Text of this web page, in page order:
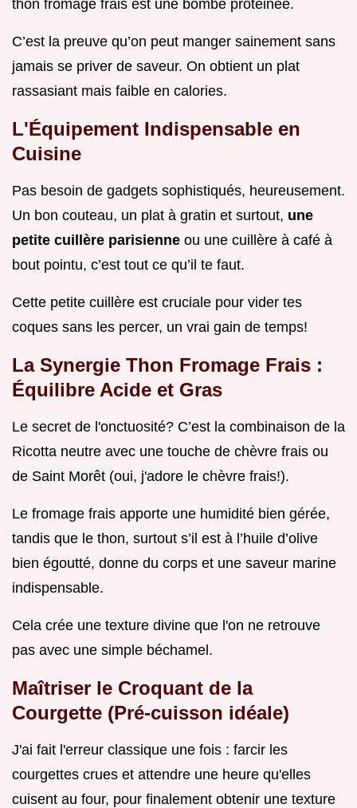
thon fromage frais est une bombe protéinée.
C’est la preuve qu’on peut manger sainement sans
jamais se priver de saveur. On obtient un plat
rassasiant mais faible en calories.
L'Équipement Indispensable en
Cuisine
Pas besoin de gadgets sophistiqués, heureusement.
Un bon couteau, un plat à gratin et surtout, une
petite cuillère parisienne ou une cuillère à café à
bout pointu, c’est tout ce qu’il te faut.
Cette petite cuillère est cruciale pour vider tes
coques sans les percer, un vrai gain de temps!
La Synergie Thon Fromage Frais :
Équilibre Acide et Gras
Le secret de l'onctuosité? C’est la combinaison de la
Ricotta neutre avec une touche de chèvre frais ou
de Saint Morêt (oui, j'adore le chèvre frais!).
Le fromage frais apporte une humidité bien gérée,
tandis que le thon, surtout s’il est à l’huile d’olive
bien égoutté, donne du corps et une saveur marine
indispensable.
Cela crée une texture divine que l'on ne retrouve
pas avec une simple béchamel.
Maîtriser le Croquant de la
Courgette (Pré-cuisson idéale)
J'ai fait l'erreur classique une fois : farcir les
courgettes crues et attendre une heure qu'elles
cuisent au four, pour finalement obtenir une texture